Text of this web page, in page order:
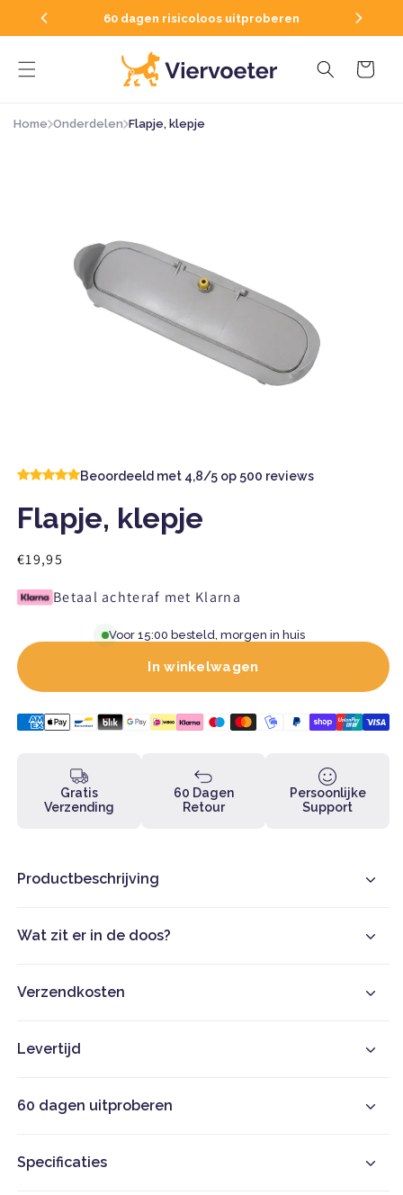
zum
Inhalt
in huis 60 dagen risicoloos uitproberen
Warenkorb
Home Onderdelen Flapje, klepje
Beoordeeld met 4,8/5 op 500 reviews
Flapje, klepje
Normaler
€19,95
Betaal achteraf met Klarna
Voor 15:00 besteld, morgen in huis
In winkelwagen
Gratis
Verzending
60 Dagen
Retour
Persoonlijke
Support
Productbeschrijving
Wat zit er in de doos?
Verzendkosten
Levertijd
60 dagen uitproberen
Specificaties